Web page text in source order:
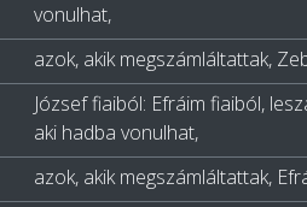
vonulhat,
azok, akik megszámláltattak,
József fiaiból: Efráim fiaiból,
aki hadba vonulhat,
azok, akik megszámláltattak,